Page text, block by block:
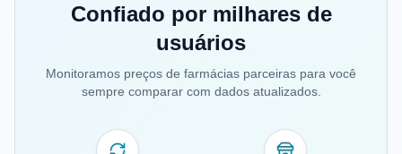
Confiado por milhares de
usuários
Monitoramos preços de farmácias parceiras para você
sempre comparar com dados atualizados.